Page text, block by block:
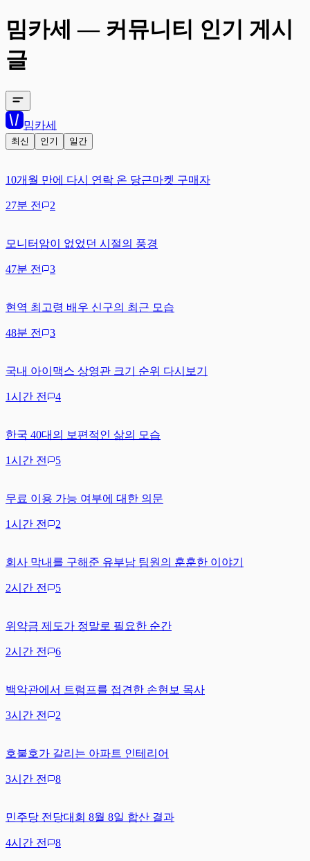
밈카세 — 커뮤니티 인기 게시
글
밈카세
최신 인기 일간
10개월 만에 다시 연락 온 당근마켓 구매자
27분 전 2
모니터암이 없었던 시절의 풍경
47분 전 3
현역 최고령 배우 신구의 최근 모습
48분 전 3
국내 아이맥스 상영관 크기 순위 다시보기
1시간 전 4
한국 40대의 보편적인 삶의 모습
1시간 전 5
무료 이용 가능 여부에 대한 의문
1시간 전 2
회사 막내를 구해준 유부남 팀원의 훈훈한 이야기
2시간 전 5
위약금 제도가 정말로 필요한 순간
2시간 전 6
백악관에서 트럼프를 접견한 손현보 목사
3시간 전 2
호불호가 갈리는 아파트 인테리어
3시간 전 8
민주당 전당대회 8월 8일 합산 결과
4시간 전 8